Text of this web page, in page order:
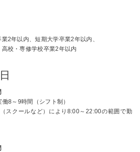
2年以内、短期大学卒業2年以内、
校・専修学校卒業2年以内
8～9時間（シフト制）
スクールなど）により8:00～22:00の範囲で勤